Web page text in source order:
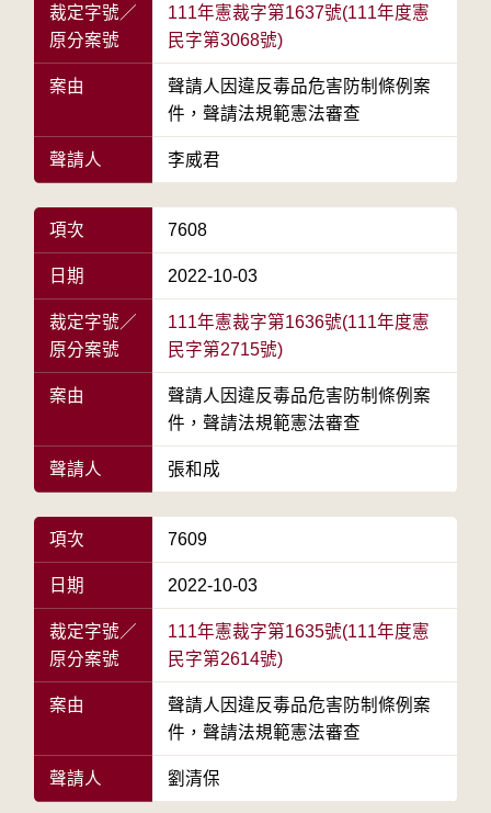
裁定字號／
原分案號
111年憲裁字第1637號(111年度憲
民字第3068號)
案由
聲請人因違反毒品危害防制條例案
件，聲請法規範憲法審查
聲請人 李威君
項次 7608
日期 2022-10-03
裁定字號／
原分案號
111年憲裁字第1636號(111年度憲
民字第2715號)
案由
聲請人因違反毒品危害防制條例案
件，聲請法規範憲法審查
聲請人 張和成
項次 7609
日期 2022-10-03
裁定字號／
原分案號
111年憲裁字第1635號(111年度憲
民字第2614號)
案由
聲請人因違反毒品危害防制條例案
件，聲請法規範憲法審查
聲請人 劉清保